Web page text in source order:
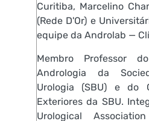
Curitiba, Marcelino
(Rede D'Or) e
equipe da Androlab —
Membro Professor
Andrologia da
Urologia (SBU) e do
Exteriores da SBU.
Urological